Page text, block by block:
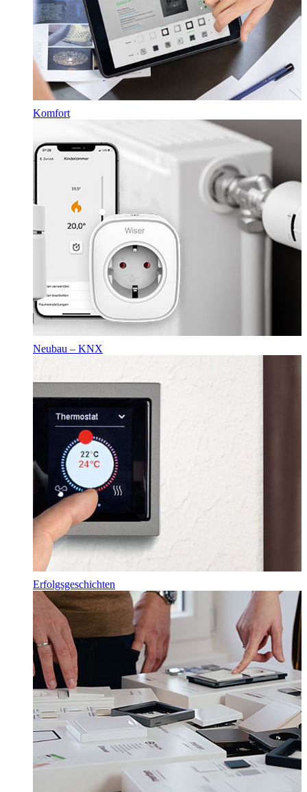
Komfort
Neubau – KNX
Erfolgsgeschichten